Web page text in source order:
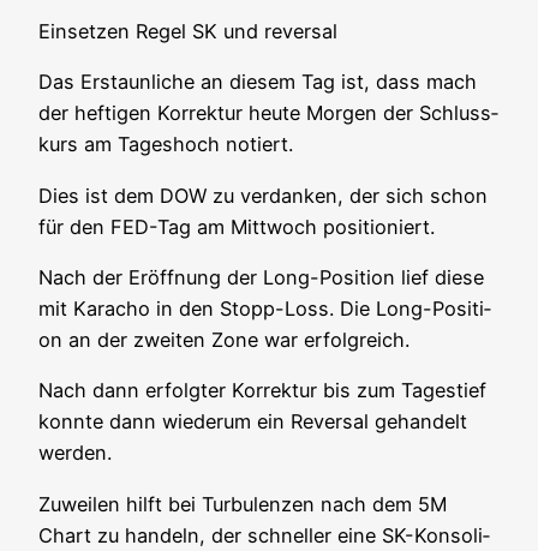
Ein­set­zen Regel SK und reversal
Das Erstaun­li­che an die­sem Tag ist, dass mach
der hef­ti­gen Kor­rek­tur heu­te Mor­gen der Schluss­
kurs am Tages­hoch notiert.
Dies ist dem DOW zu ver­dan­ken, der sich schon
für den FED-Tag am Mitt­woch positioniert.
Nach der Eröff­nung der Long-Posi­ti­on lief die­se
mit Kara­cho in den Stopp-Loss. Die Long-Posi­ti­
on an der zwei­ten Zone war erfolgreich.
Nach dann erfolg­ter Kor­rek­tur bis zum Tages­tief
konn­te dann wie­der­um ein Rever­sal gehan­delt
werden.
Zuwei­len hilft bei Tur­bu­len­zen nach dem 5M
Chart zu han­deln, der schnel­ler eine SK-Kon­so­li­